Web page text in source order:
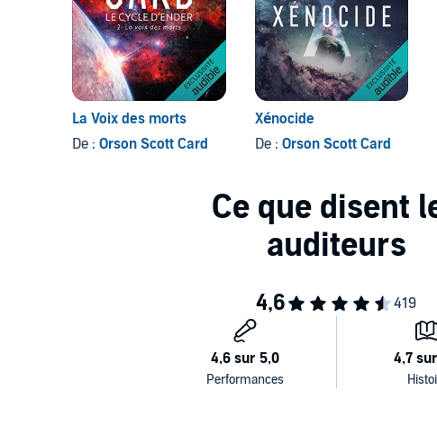
La Voix des morts
De : Orson Scott Card
Xénocide
De : Orson Scott Card